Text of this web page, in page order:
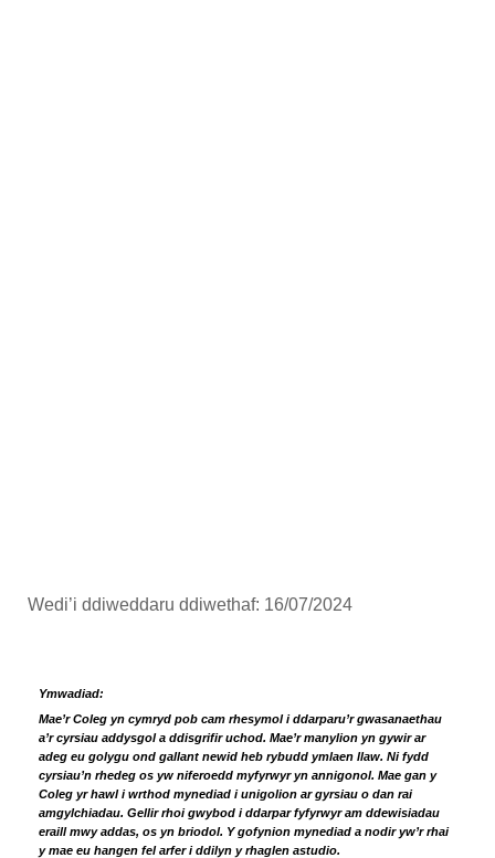
Wedi’i ddiweddaru ddiwethaf: 16/07/2024
Ymwadiad:
Mae’r Coleg yn cymryd pob cam rhesymol i ddarparu’r gwasanaethau
a’r cyrsiau addysgol a ddisgrifir uchod. Mae’r manylion yn gywir ar
adeg eu golygu ond gallant newid heb rybudd ymlaen llaw. Ni fydd
cyrsiau’n rhedeg os yw niferoedd myfyrwyr yn annigonol. Mae gan y
Coleg yr hawl i wrthod mynediad i unigolion ar gyrsiau o dan rai
amgylchiadau. Gellir rhoi gwybod i ddarpar fyfyrwyr am ddewisiadau
eraill mwy addas, os yn briodol. Y gofynion mynediad a nodir yw’r rhai
y mae eu hangen fel arfer i ddilyn y rhaglen astudio.